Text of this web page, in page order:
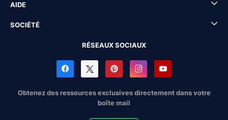
AIDE
SOCIÉTÉ
RÉSEAUX SOCIAUX
Obtenez des ressources exclusives directement dans votre
boîte mail